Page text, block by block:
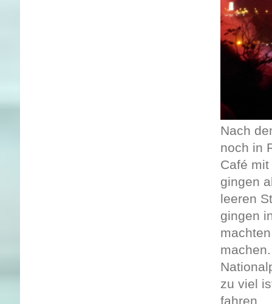
Nach
noch in
Café
gingen
leeren
gingen
zu viel